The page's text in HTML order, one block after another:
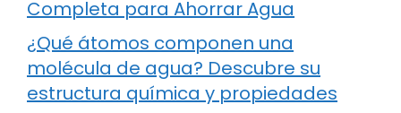
Completa para Ahorrar Agua
¿Qué átomos componen una
molécula de agua? Descubre su
estructura química y propiedades